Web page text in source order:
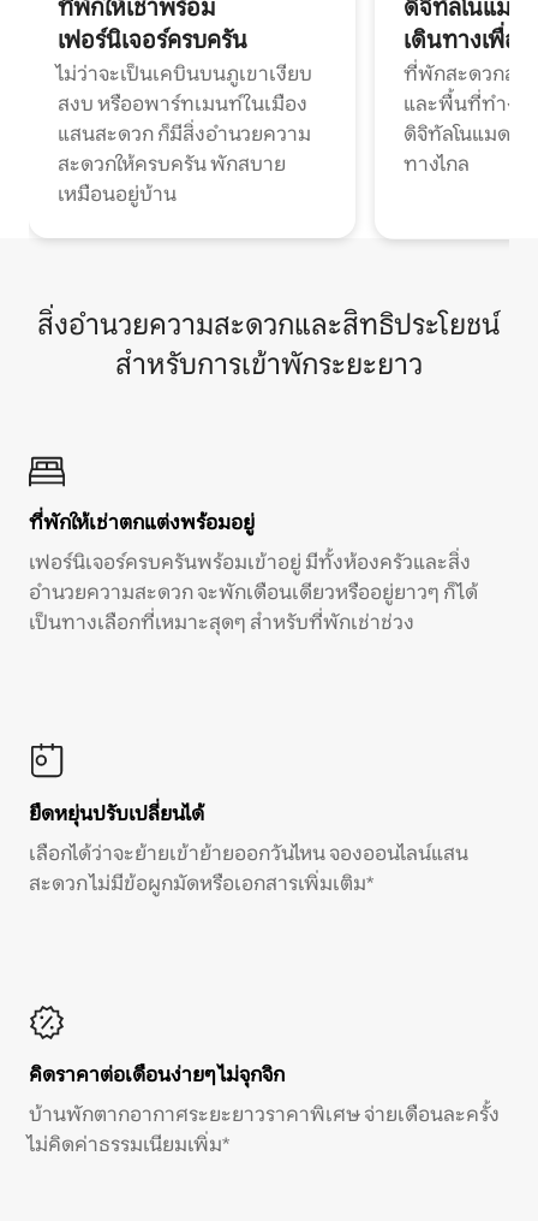
ที่พักให้เช่าพร้อม
เฟอร์นิเจอร์ครบครัน
ไม่ว่าจะเป็นเคบินบนภูเขาเงียบ
สงบ หรืออพาร์ทเมนท์ในเมือง
แสนสะดวก ก็มีสิ่งอำนวยความ
สะดวกให้ครบครัน พักสบาย
เหมือนอยู่บ้าน
ดิจิทัลโนแมด
เดินทางเพื่อ
ที่พักสะดวกสบ
และพื้นที่ทำงา
ดิจิทัลโนแมดแ
ทางไกล
สิ่งอำนวยความสะดวกและสิทธิประโยชน์
สำหรับการเข้าพักระยะยาว
ที่พักให้เช่าตกแต่งพร้อมอยู่
เฟอร์นิเจอร์ครบครันพร้อมเข้าอยู่ มีทั้งห้องครัวและสิ่ง
อำนวยความสะดวก จะพักเดือนเดียวหรืออยู่ยาวๆ ก็ได้
เป็นทางเลือกที่เหมาะสุดๆ สำหรับที่พักเช่าช่วง
ยืดหยุ่นปรับเปลี่ยนได้
เลือกได้ว่าจะย้ายเข้าย้ายออกวันไหน จองออนไลน์แสน
สะดวก ไม่มีข้อผูกมัดหรือเอกสารเพิ่มเติม*
คิดราคาต่อเดือนง่ายๆ ไม่จุกจิก
บ้านพักตากอากาศระยะยาวราคาพิเศษ จ่ายเดือนละครั้ง
ไม่คิดค่าธรรมเนียมเพิ่ม*